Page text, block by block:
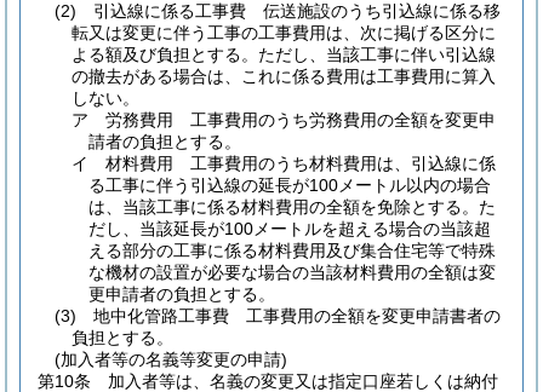
(2)
引込線に係る工事費 伝送施設のうち引込線に係る移
転又は変更に伴う工事の工事費用は、次に掲げる区分に
よる額及び負担とする。 ただし、当該工事に伴い引込線
の撤去がある場合は、これに係る費用は工事費用に算入
しない。
ア
労務費用 工事費用のうち労務費用の全額を変更申
請者の負担とする。
イ
材料費用 工事費用のうち材料費用は、引込線に係
る工事に伴う引込線の延長が100メートル以内の場合
は、当該工事に係る材料費用の全額を免除とする。 た
だし、当該延長が100メートルを超える場合の当該超
える部分の工事に係る材料費用及び集合住宅等で特殊
な機材の設置が必要な場合の当該材料費用の全額は変
更申請者の負担とする。
(3)
地中化管路工事費 工事費用の全額を変更申請書者の
負担とする。
(加入者等の名義等変更の申請)
第10条
加入者等は、名義の変更又は指定口座若しくは納付